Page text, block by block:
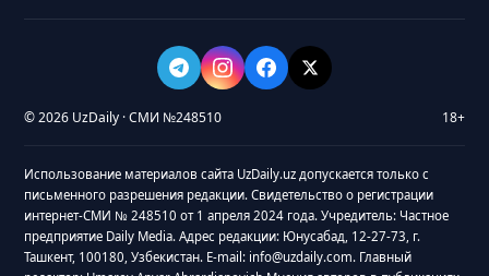
© 2026 UzDaily · СМИ №248510 18+
Использование материалов сайта UzDaily.uz допускается только с
письменного разрешения редакции. Свидетельство о регистрации
интернет-СМИ № 248510 от 1 апреля 2024 года. Учредитель: Частное
предприятие Daily Media. Адрес редакции: Юнусабад, 12-27-73, г.
Ташкент, 100180, Узбекистан. E-mail: info@uzdaily.com. Главный